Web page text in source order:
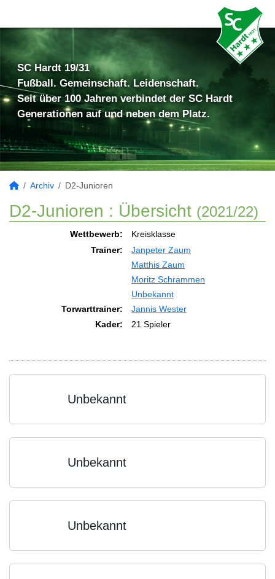
SC Hardt 19/31
Fußball. Gemeinschaft. Leidenschaft.
Seit über 100 Jahren verbindet der SC Hardt
Generationen auf und neben dem Platz.
Archiv D2-Junioren
D2-Junioren : Übersicht (2021/22)
Wettbewerb:
Kreisklasse
Trainer:
Janpeter Zaum
Matthis Zaum
Moritz Schrammen
Unbekannt
Torwarttrainer:
Jannis Wester
Kader:
21 Spieler
Unbekannt
Unbekannt
Unbekannt